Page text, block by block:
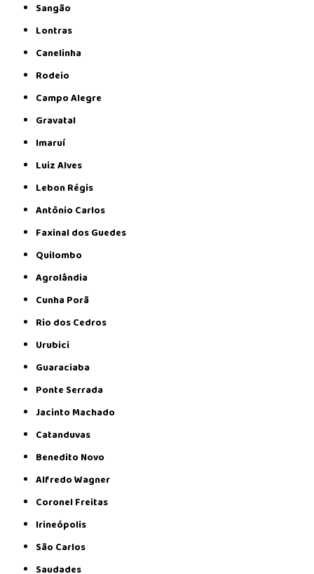
Sangão
Lontras
Canelinha
Rodeio
Campo Alegre
Gravatal
Imaruí
Luiz Alves
Lebon Régis
Antônio Carlos
Faxinal dos Guedes
Quilombo
Agrolândia
Cunha Porã
Rio dos Cedros
Urubici
Guaraciaba
Ponte Serrada
Jacinto Machado
Catanduvas
Benedito Novo
Alfredo Wagner
Coronel Freitas
Irineópolis
São Carlos
Saudades